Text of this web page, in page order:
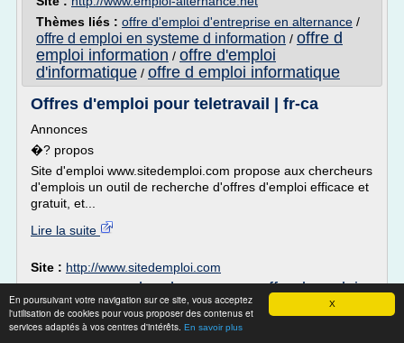
X
En poursuivant votre navigation sur ce site, vous acceptez
l'utilisation de cookies pour vous proposer des contenus et
services adaptés à vos centres d'intérêts. En savoir plus
Thèmes liés : offre d'emploi d'entreprise en alternance /
offre d emploi en systeme d information / offre d
emploi information / offre d'emploi
d'informatique / offre d emploi informatique
Offres d'emploi pour teletravail | fr-ca
Annonces
�? propos
Site d'emploi www.sitedemploi.com propose aux chercheurs
d'emplois un outil de recherche d'offres d'emploi efficace et
gratuit, et...
Lire la suite
Site : http://www.sitedemploi.com
recherche annonce offre d emploi
annonce offre d'emploi gratuite/annonce offre d emploi
gratuite/offre d'emploi en teletravail quebec
recherche offre